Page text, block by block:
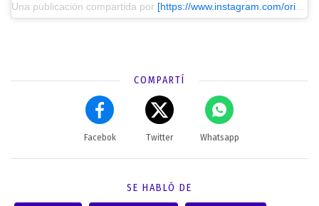
Una publicación compartida por [https://www.instagram.com/orianasabatini/?utm_source=ig_embed&utm_medium=loading] Oriana Sabatini
COMPARTÍ
Facebok Twitter Whatsapp
SE HABLÓ DE